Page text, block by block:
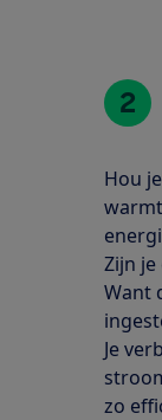
2
Hou
Zijn
Want
Je
zo